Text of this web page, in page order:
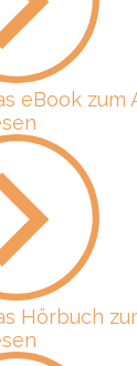
eBook zum
Hörbuch